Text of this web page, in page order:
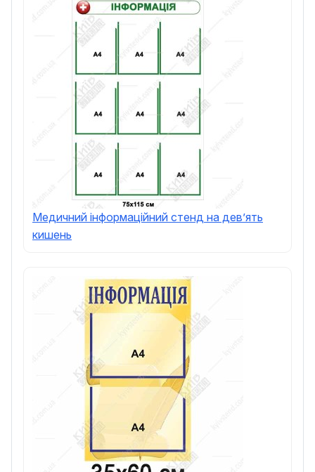
Медичний інформаційний стенд на девʼять
кишень